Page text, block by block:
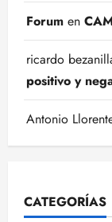
Forum en
ricardo
positivo y
Antonio
CATEGORÍAS